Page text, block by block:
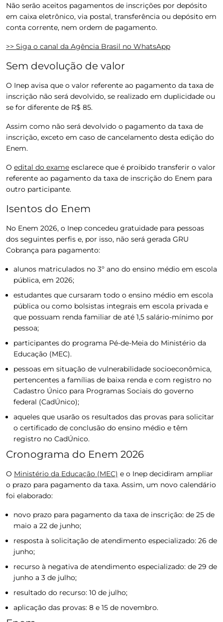
Não serão aceitos pagamentos de inscrições por depósito
em caixa eletrônico, via postal, transferência ou depósito em
conta corrente, nem ordem de pagamento.
>> Siga o canal da Agência Brasil no WhatsApp
Sem devolução de valor
O Inep avisa que o valor referente ao pagamento da taxa de
inscrição não será devolvido, se realizado em duplicidade ou
se for diferente de R$ 85.
Assim como não será devolvido o pagamento da taxa de
inscrição, exceto em caso de cancelamento desta edição do
Enem.
O edital do exame esclarece que é proibido transferir o valor
referente ao pagamento da taxa de inscrição do Enem para
outro participante.
Isentos do Enem
No Enem 2026, o Inep concedeu gratuidade para pessoas
dos seguintes perfis e, por isso, não será gerada GRU
Cobrança para pagamento:
alunos matriculados no 3º ano do ensino médio em escola
pública, em 2026;
estudantes que cursaram todo o ensino médio em escola
pública ou como bolsistas integrais em escola privada e
que possuam renda familiar de até 1,5 salário-mínimo por
pessoa;
participantes do programa Pé-de-Meia do Ministério da
Educação (MEC).
pessoas em situação de vulnerabilidade socioeconômica,
pertencentes a famílias de baixa renda e com registro no
Cadastro Único para Programas Sociais do governo
federal (CadÚnico);
aqueles que usarão os resultados das provas para solicitar
o certificado de conclusão do ensino médio e têm
registro no CadÚnico.
Cronograma do Enem 2026
O Ministério da Educação (MEC) e o Inep decidiram ampliar
o prazo para pagamento da taxa. Assim, um novo calendário
foi elaborado:
novo prazo para pagamento da taxa de inscrição: de 25 de
maio a 22 de junho;
resposta à solicitação de atendimento especializado: 26 de
junho;
recurso à negativa de atendimento especializado: de 29 de
junho a 3 de julho;
resultado do recurso: 10 de julho;
aplicação das provas: 8 e 15 de novembro.